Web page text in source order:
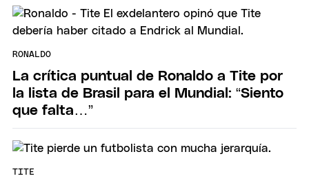
RONALDO
La crítica puntual de Ronaldo a Tite por
la lista de Brasil para el Mundial: “Siento
que falta…”
TITE